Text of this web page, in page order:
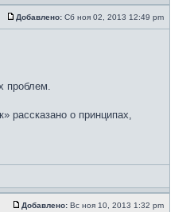
Добавлено: Сб ноя 02, 2013 12:49 pm
проблем.
рассказано о принципах,
Добавлено: Вс ноя 10, 2013 1:32 pm